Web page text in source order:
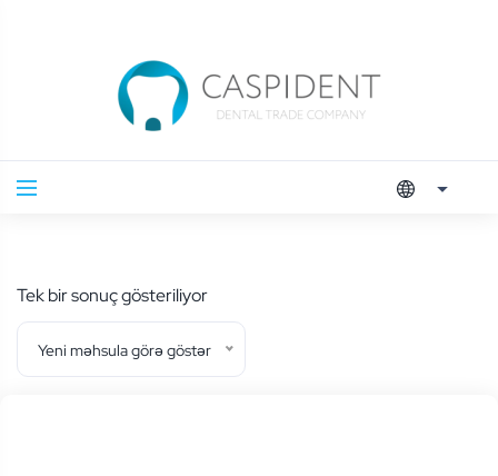
Tek bir sonuç gösteriliyor
Yeni məhsula görə göstər